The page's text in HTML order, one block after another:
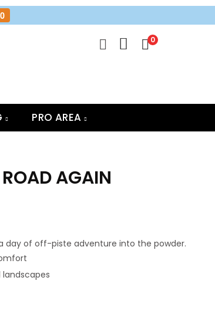
0
PRO AREA
AGAIN
a day of off-piste adventure into the powder.
landscapes